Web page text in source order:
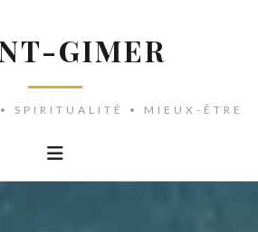
GIMER
SPIRITUALITÉ • MIEUX-ÊTRE